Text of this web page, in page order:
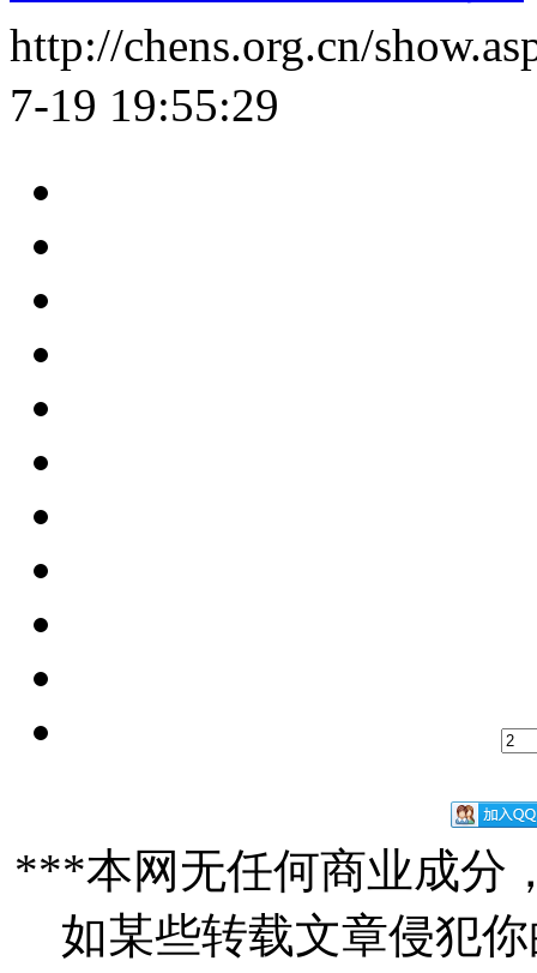
http://chens.org.cn/
7-19 19:55:29
***本网无任何商业成分
如某些转载文章侵犯